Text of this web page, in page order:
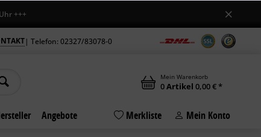
| Telefon: 02327/83078-0
Mein Warenkorb
0Artikel 0,00 € *
Angebote Merkliste Mein Konto